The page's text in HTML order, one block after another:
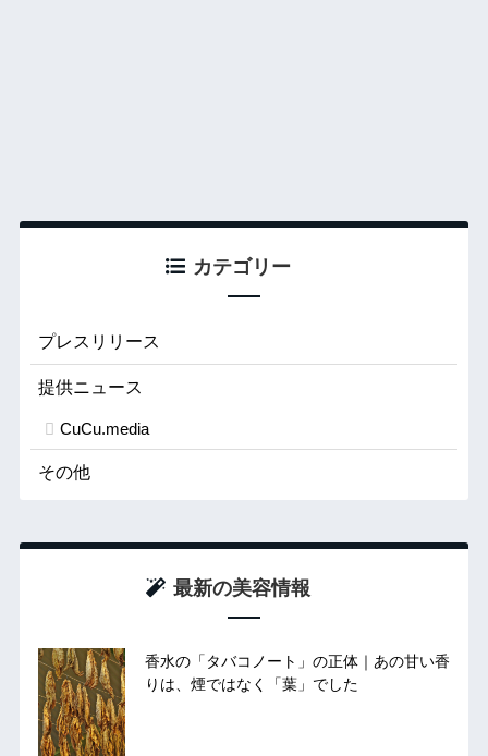
カテゴリー
プレスリリース
提供ニュース
CuCu.media
その他
最新の美容情報
香水の「タバコノート」の正体｜あの甘い香
りは、煙ではなく「葉」でした